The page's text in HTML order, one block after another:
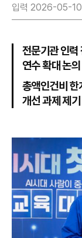
입력 2026-05-
전문기관 인력
연수 확대 논의
총액인건비 한
개선 과제 제기